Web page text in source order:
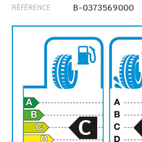
RÉFÉRENCE B-0373569000
C